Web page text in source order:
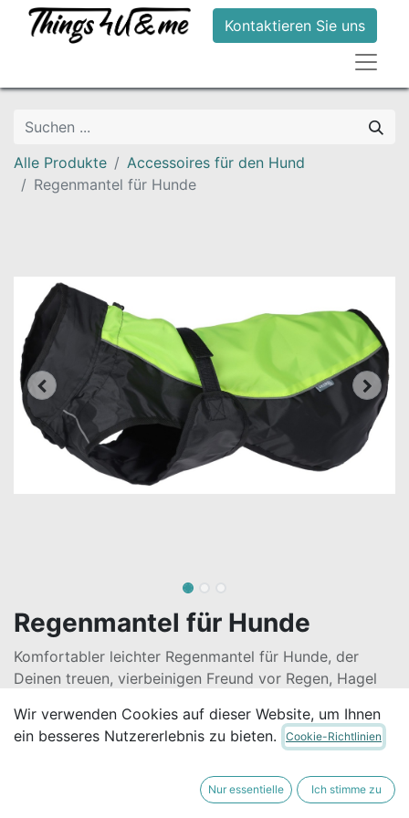
Kontaktieren Sie uns
Alle Produkte
Accessoires für den Hund
Regenmantel für Hunde
Regenmantel für Hunde
Komfortabler leichter Regenmantel für Hunde, der
Deinen treuen, vierbeinigen Freund vor Regen, Hagel
dem Mantel ein stilvolles Aussehen und verbessert die
Sichtbarkeit Deines Hundes in der Dunkelheit und an
Alle Preise inkl. MwSt.zzgl.
Wir verwenden Cookies auf dieser Website, um Ihnen
ein besseres Nutzererlebnis zu bieten.
Cookie-Richtlinien
Nur essentielle Ich stimme zu